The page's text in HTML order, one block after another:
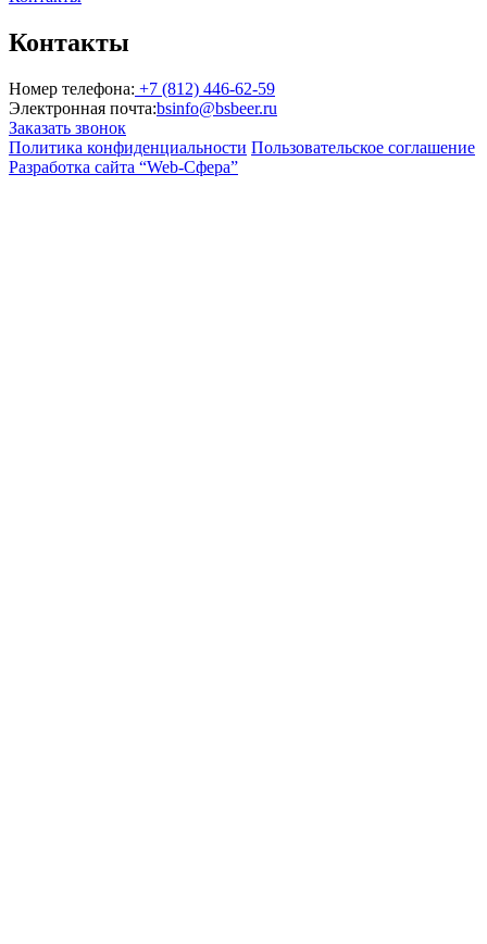
Контакты
Номер телефона: +7 (812) 446-62-59
Электронная почта:bsinfo@bsbeer.ru
Заказать звонок
Политика конфиденциальности Пользовательское соглашение
Разработка сайта “Web-Сфера”